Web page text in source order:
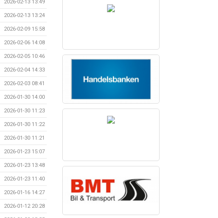
2026-02-13 13:49
2026-02-13 13:24
2026-02-09 15:58
2026-02-06 14:08
2026-02-05 10:46
2026-02-04 14:33
2026-02-03 08:41
2026-01-30 14:00
2026-01-30 11:23
2026-01-30 11:22
2026-01-30 11:21
2026-01-23 15:07
2026-01-23 13:48
2026-01-23 11:40
2026-01-16 14:27
2026-01-12 20:28